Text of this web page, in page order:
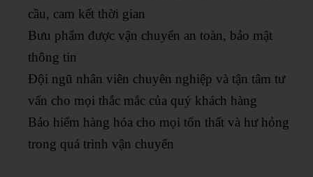
cầu, cam kết thời gian
Bưu phẩm được vận chuyển an toàn, bảo mật
thông tin
Đội ngũ nhân viên chuyên nghiệp và tận tâm tư
vấn cho mọi thắc mắc của quý khách hàng
Bảo hiểm hàng hóa cho mọi tổn thất và hư hỏng
trong quá trình vận chuyển